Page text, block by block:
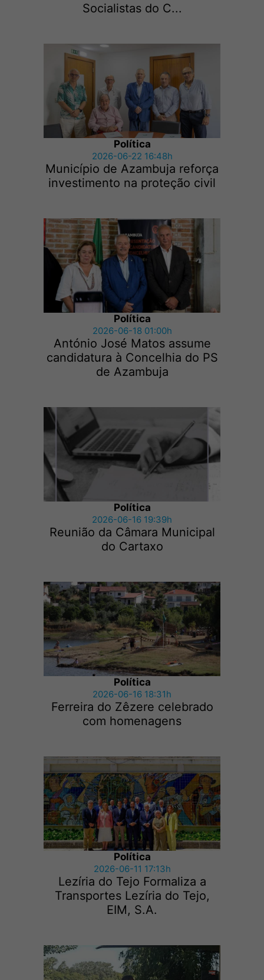
Socialistas do C...
Política
2026-06-22 16:48h
Município de Azambuja reforça
investimento na proteção civil
Política
2026-06-18 01:00h
António José Matos assume
candidatura à Concelhia do PS
de Azambuja
Política
2026-06-16 19:39h
Reunião da Câmara Municipal
do Cartaxo
Política
2026-06-16 18:31h
Ferreira do Zêzere celebrado
com homenagens
Política
2026-06-11 17:13h
Lezíria do Tejo Formaliza a
Transportes Lezíria do Tejo,
EIM, S.A.